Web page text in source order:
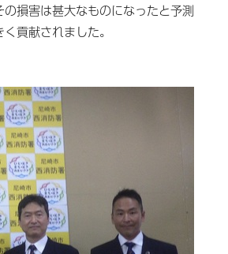
損害は甚大なものになったと予測
貢献されました。